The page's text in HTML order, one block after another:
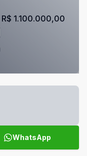
R$ 1.100.000,00
WhatsApp